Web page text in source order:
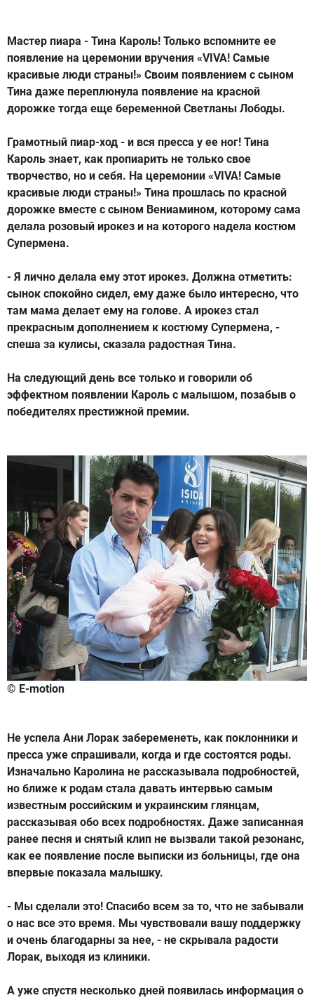
Мастер пиара - Тина Кароль! Только вспомните ее
появление на церемонии вручения «VIVA! Самые
красивые люди страны!» Своим появлением с сыном
Тина даже переплюнула появление на красной
дорожке тогда еще беременной Светланы Лободы.
Грамотный пиар-ход - и вся пресса у ее ног! Тина
Кароль знает, как пропиарить не только свое
творчество, но и себя. На церемонии «VIVA! Самые
красивые люди страны!» Тина прошлась по красной
дорожке вместе с сыном Вениамином, которому сама
делала розовый ирокез и на которого надела костюм
Супермена.
- Я лично делала ему этот ирокез. Должна отметить:
сынок спокойно сидел, ему даже было интересно, что
там мама делает ему на голове. А ирокез стал
прекрасным дополнением к костюму Супермена, -
спеша за кулисы, сказала радостная Тина.
На следующий день все только и говорили об
эффектном появлении Кароль с малышом, позабыв о
победителях престижной премии.
© E-motion
Не успела Ани Лорак забеременеть, как поклонники и
пресса уже спрашивали, когда и где состоятся роды.
Изначально Каролина не рассказывала подробностей,
но ближе к родам стала давать интервью самым
известным российским и украинским глянцам,
рассказывая обо всех подробностях. Даже записанная
ранее песня и снятый клип не вызвали такой резонанс,
как ее появление после выписки из больницы, где она
впервые показала малышку.
- Мы сделали это! Спасибо всем за то, что не забывали
о нас все это время. Мы чувствовали вашу поддержку
и очень благодарны за нее, - не скрывала радости
Лорак, выходя из клиники.
А уже спустя несколько дней появилась информация о